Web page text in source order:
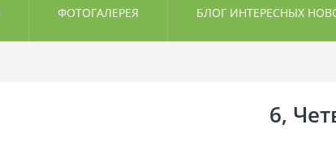
ФОТОГАЛЕРЕЯ БЛОГ ИНТЕРЕСНЫХ
6,